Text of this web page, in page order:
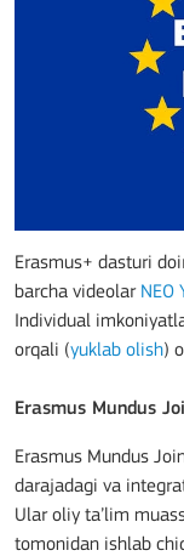
Erasmus+ dasturi
barcha videolar NEO
Individual
orqali (yuklab olish)
Erasmus Mundus
Erasmus Mundus
darajadagi va
Ular oliy ta’lim
tomonidan ishlab